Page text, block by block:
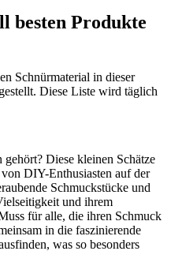
besten Produkte
Schnürmaterial in dieser
Diese Liste wird täglich
gehört? Diese kleinen Schätze
DIY-Enthusiasten auf der
Schmuckstücke und
und ihrem
für alle, die ihren Schmuck
in die faszinierende
was so besonders